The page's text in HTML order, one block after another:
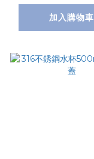
加入購物車